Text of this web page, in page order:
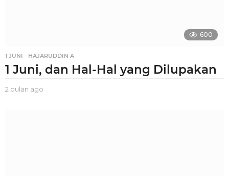
600
1 JUNI ,HAJARUDDIN A
1 Juni, dan Hal-Hal yang Dilupakan
2 bulan ago